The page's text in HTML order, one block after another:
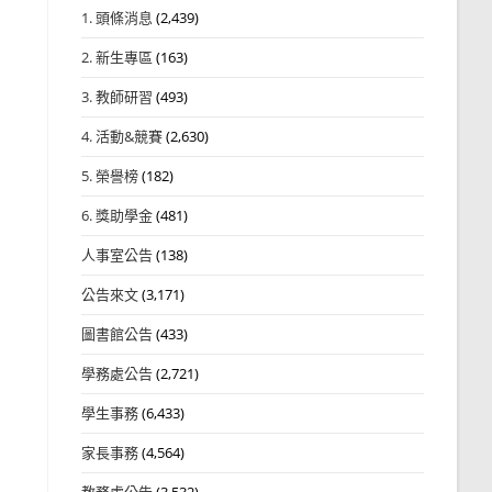
1. 頭條消息 (2,439)
2. 新生專區 (163)
3. 教師研習 (493)
4. 活動&競賽(2,630)
5. 榮譽榜(182)
6. 獎助學金(481)
人事室公告(138)
公告來文(3,171)
圖書館公告(433)
學務處公告(2,721)
學生事務(6,433)
家長事務(4,564)